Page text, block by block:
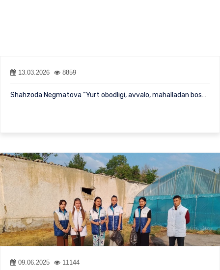
13.03.2026 8859
Shahzoda Negmatova “Yurt obodligi, avvalo, mahalladan boshlanadi…
09.06.2025 11144